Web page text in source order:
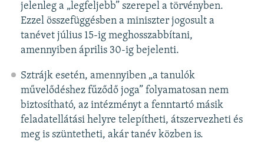
jelenleg a „legfeljebb” szerepel a törvényben.
Ezzel összefüggésben a miniszter jogosult a
tanévet július 15-ig meghosszabbítani,
amennyiben április 30-ig bejelenti.
Sztrájk esetén, amennyiben „a tanulók
művelődéshez fűződő joga” folyamatosan nem
biztosítható, az intézményt a fenntartó másik
feladatellátási helyre telepítheti, átszervezheti és
meg is szüntetheti, akár tanév közben is.